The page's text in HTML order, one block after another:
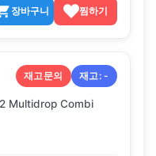
장바구니 찜하기
재고문의 재고:-
Multidrop Combi